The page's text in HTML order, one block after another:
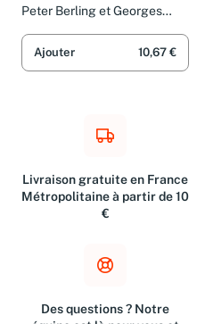
Peter Berling et Georges
Ajouter 10,67 €
Livraison gratuite en France
Métropolitaine à partir de 10
€
Des questions ? Notre